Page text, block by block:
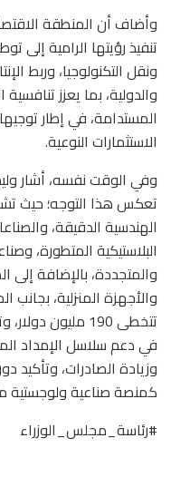
وأضاف أن المنطقة
تنفيذ رؤيتها الرامية إلى
ونقل التكنولوجيا، وربط
والدولية، بما يعزز
المستدامة، في إطار
الاستثمارات النوعية.
وفي الوقت نفسه، أشار
تعكس هذا التوجه؛ حيث
الهندسية الدقيقة،
البلاستيكية المتطورة،
والمتجددة، بالإضافة إلى
والأجهزة المنزلية، بجانب
في دعم سلاسل الإمداد
وزيادة الصادرات، وتأكيد
كمنصة صناعية ولوجستية
#رئاسة_مجلس_الوزراء